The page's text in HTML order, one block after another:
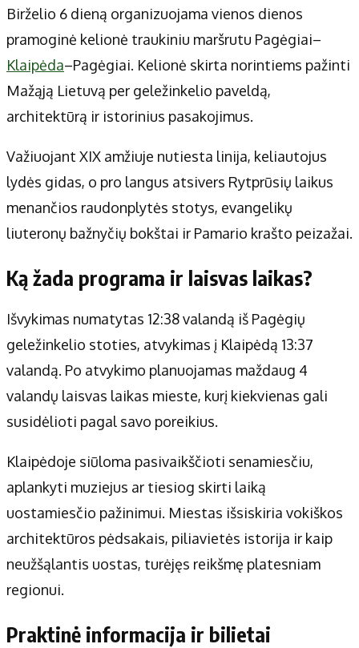
Apie mus
Privatumo politika
Redakcijos politika
Birželio 6 dieną organizuojama vienos dienos
pramoginė kelionė traukiniu maršrutu Pagėgiai–
Klaipėda–Pagėgiai. Kelionė skirta norintiems pažinti
Mažąją Lietuvą per geležinkelio paveldą,
architektūrą ir istorinius pasakojimus.
Važiuojant XIX amžiuje nutiesta linija, keliautojus
lydės gidas, o pro langus atsivers Rytprūsių laikus
menančios raudonplytės stotys, evangelikų
liuteronų bažnyčių bokštai ir Pamario krašto peizažai.
Ką žada programa ir laisvas laikas?
Išvykimas numatytas 12:38 valandą iš Pagėgių
geležinkelio stoties, atvykimas į Klaipėdą 13:37
valandą. Po atvykimo planuojamas maždaug 4
valandų laisvas laikas mieste, kurį kiekvienas gali
susidėlioti pagal savo poreikius.
Klaipėdoje siūloma pasivaikščioti senamiesčiu,
aplankyti muziejus ar tiesiog skirti laiką
uostamiesčio pažinimui. Miestas išsiskiria vokiškos
architektūros pėdsakais, piliavietės istorija ir kaip
neužšąlantis uostas, turėjęs reikšmę platesniam
regionui.
Praktinė informacija ir bilietai